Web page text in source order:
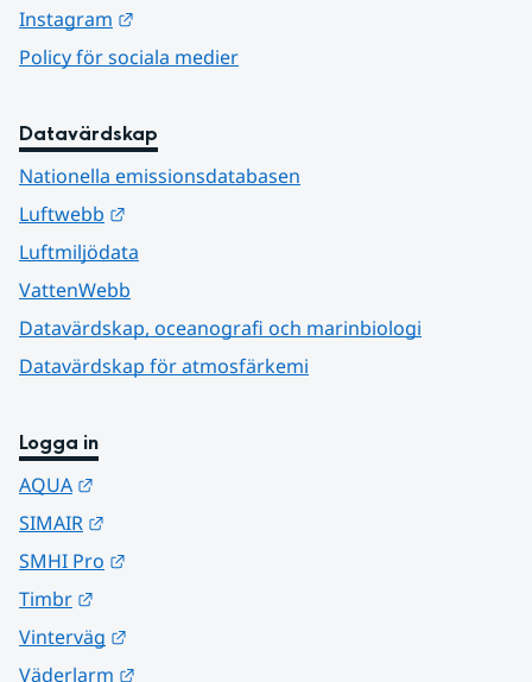
Instagram
Policy för sociala medier
Datavärdskap
Nationella emissionsdatabasen
Luftwebb
Luftmiljödata
VattenWebb
Datavärdskap, oceanografi och marinbiologi
Datavärdskap för atmosfärkemi
Logga in
AQUA
SIMAIR
SMHI Pro
Timbr
Vinterväg
Väderlarm